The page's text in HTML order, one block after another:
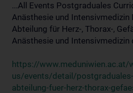
...All Events Postgraduales
Anästhesie und Intensivmedizin
Abteilung für Herz-, Thorax-,
Anästhesie und Intensivmedizin
https://www.meduniwien.ac.at/
us/events/detail/
abteilung-fuer-herz-thorax-